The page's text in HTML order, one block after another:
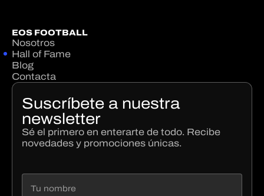
EOS FOOTBALL
Nosotros
Hall of Fame
Blog
Contacta
Suscríbete a nuestra
newsletter
Sé el primero en enterarte de todo. Recibe
novedades y promociones únicas.